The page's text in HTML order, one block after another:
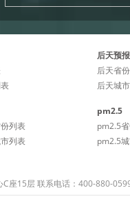
后天预报
后天省
后天城
列表
列表
pm2.5
pm2.5
pm2.5
座15层 联系电话：400-880-